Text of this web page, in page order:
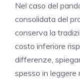
Nel caso del
consolidata del
conserva la
costo inferiore
differenze,
spesso in leggere